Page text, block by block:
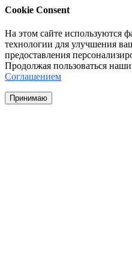
Cookie Consent
На этом сайте используются
технологии для улучшения
предоставления
Продолжая пользоваться
Соглашением
Принимаю